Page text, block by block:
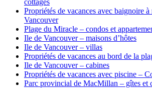
cottages
Propriétés de vacances avec baignoire
Vancouver
Plage du Miracle – condos et
Ile de Vancouver – maisons d’hôtes
Ile de Vancouver – villas
Propriétés de vacances au bord de la
Ile de Vancouver – cabines
Propriétés de vacances avec piscine –
Parc provincial de MacMillan – gîtes et